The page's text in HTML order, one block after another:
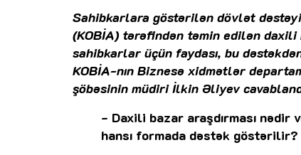
Sahibkarlara göstərilən dövlət
(KOBİA) tərəfindən təmin edilən daxili
sahibkarlar üçün faydası, bu
KOBİA-nın Biznesə xidmətlər
şöbəsinin müdiri İlkin Əliyev
- Daxili bazar araşdırması
hansı formada dəstək göstərilir?